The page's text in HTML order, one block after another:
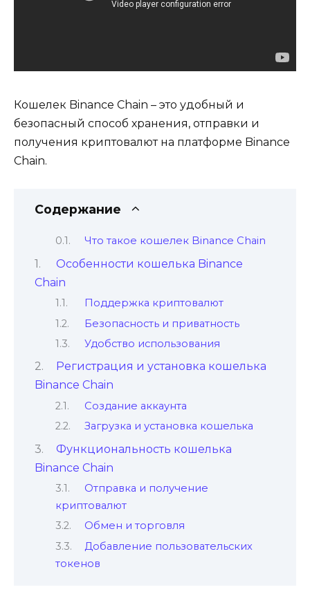
Кошелек Binance Chain – это удобный и
безопасный способ хранения‚ отправки и
получения криптовалют на платформе Binance
Chain.​
Содержание
Что такое кошелек Binance Chain
Особенности кошелька Binance
Chain
Поддержка криптовалют
Безопасность и приватность
Удобство использования
Регистрация и установка кошелька
Binance Chain
Создание аккаунта
Загрузка и установка кошелька
Функциональность кошелька
Binance Chain
Отправка и получение
криптовалют
Обмен и торговля
Добавление пользовательских
токенов